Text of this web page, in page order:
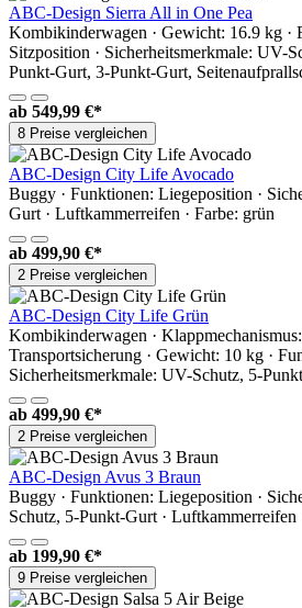
ABC-Design Sierra All in One Pea
Kombikinderwagen · Gewicht: 16.9 kg ·
Sitzposition · Sicherheitsmerkmale: UV-
Punkt-Gurt, 3-Punkt-Gurt,
ab 549,99 €*
8 Preise vergleichen
ABC-Design City Life Avocado
Buggy · Funktionen: Liegeposition ·
Gurt · Luftkammerreifen · Farbe: grün
ab 499,90 €*
2 Preise vergleichen
ABC-Design City Life Grün
Kombikinderwagen ·
Transportsicherung · Gewicht: 10 kg ·
Sicherheitsmerkmale: UV-Schutz, 5-
ab 499,90 €*
2 Preise vergleichen
ABC-Design Avus 3 Braun
Buggy · Funktionen: Liegeposition ·
Schutz, 5-Punkt-Gurt · Luftkammerreifen
ab 199,90 €*
9 Preise vergleichen